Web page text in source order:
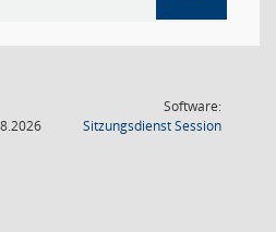
Software:
SitzungsdienstSession(Wird in